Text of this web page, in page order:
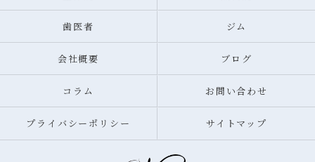
歯医者 ジム
会社概要 ブログ
コラム お問い合わせ
プライバシーポリシー サイトマップ